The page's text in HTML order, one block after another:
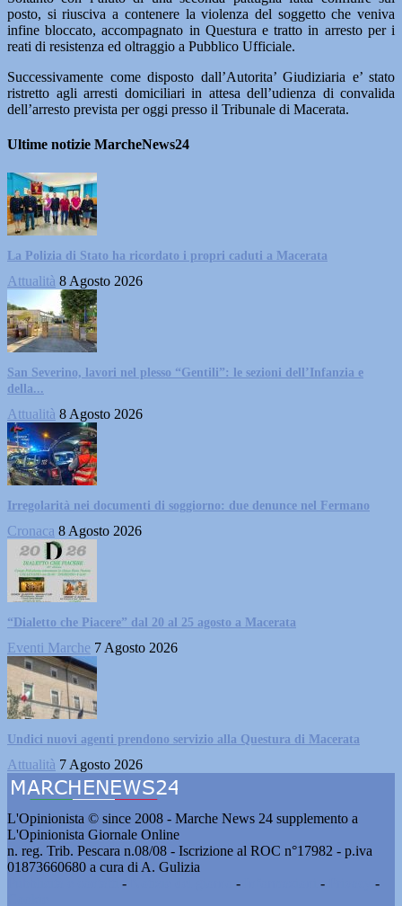
posto, si riusciva a contenere la violenza del soggetto che veniva
infine bloccato, accompagnato in Questura e tratto in arresto per i
reati di resistenza ed oltraggio a Pubblico Ufficiale.
Successivamente come disposto dall’Autorita’ Giudiziaria e’ stato
ristretto agli arresti domiciliari in attesa dell’udienza di convalida
dell’arresto prevista per oggi presso il Tribunale di Macerata.
Ultime notizie MarcheNews24
La Polizia di Stato ha ricordato i propri caduti a Macerata
Attualità 8 Agosto 2026
San Severino, lavori nel plesso “Gentili”: le sezioni dell’Infanzia e
della...
Attualità 8 Agosto 2026
Irregolarità nei documenti di soggiorno: due denunce nel Fermano
Cronaca 8 Agosto 2026
“Dialetto che Piacere” dal 20 al 25 agosto a Macerata
Eventi Marche 7 Agosto 2026
Undici nuovi agenti prendono servizio alla Questura di Macerata
Attualità 7 Agosto 2026
L'Opinionista © since 2008 - Marche News 24 supplemento a
L'Opinionista Giornale Online
n. reg. Trib. Pescara n.08/08 - Iscrizione al ROC n°17982 - p.iva
01873660680 a cura di A. Gulizia
- - -
-